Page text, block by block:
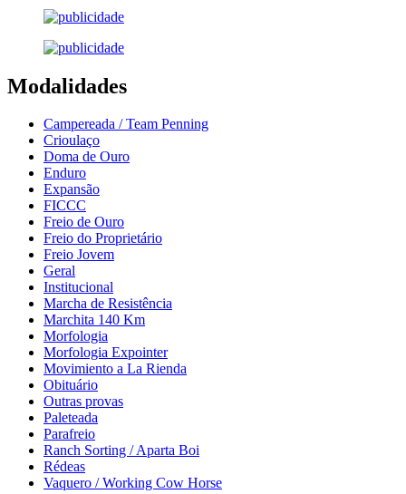
Modalidades
Campereada / Team Penning
Crioulaço
Doma de Ouro
Enduro
Expansão
FICCC
Freio de Ouro
Freio do Proprietário
Freio Jovem
Geral
Institucional
Marcha de Resistência
Marchita 140 Km
Morfologia
Morfologia Expointer
Movimiento a La Rienda
Obituário
Outras provas
Paleteada
Parafreio
Ranch Sorting / Aparta Boi
Rédeas
Vaquero / Working Cow Horse